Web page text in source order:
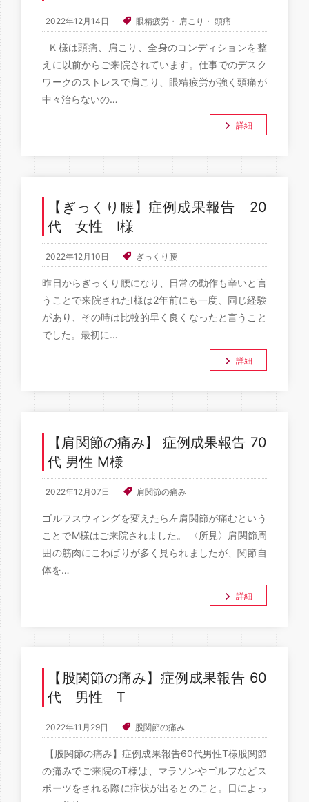
2022年12月14日 眼精疲労 ・ 肩こり ・頭痛
Ｋ様は頭痛、肩こり、全身のコンディションを整
えに以前からご来院されています。仕事でのデスク
ワークのストレスで肩こり、眼精疲労が強く頭痛が
中々治らないの…
詳細
【ぎっくり腰】症例成果報告 20
代 女性 I様
2022年12月10日 ぎっくり腰
昨日からぎっくり腰になり、日常の動作も辛いと言
うことで来院されたI様は2年前にも一度、同じ経験
があり、その時は比較的早く良くなったと言うこと
でした。最初に…
詳細
【肩関節の痛み】 症例成果報告 70
代 男性 M様
2022年12月07日 肩関節の痛み
ゴルフスウィングを変えたら左肩関節が痛むという
ことでM様はご来院されました。 〈所見〉肩関節周
囲の筋肉にこわばりが多く見られましたが、関節自
体を…
詳細
【股関節の痛み】症例成果報告 60
代 男性 T
2022年11月29日 股関節の痛み
【股関節の痛み】症例成果報告60代男性T様股関節
の痛みでご来院のT様は、マラソンやゴルフなどス
ポーツをされる際に症状が出るとのこと。日によっ